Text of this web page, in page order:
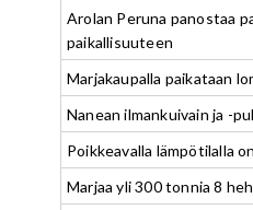
Arolan Peruna panostaa
paikallisuuteen
Marjakaupalla paikataan
Nanean ilmankuivain ja -
Poikkeavalla lämpötilalla
Marjaa yli 300 tonnia 8